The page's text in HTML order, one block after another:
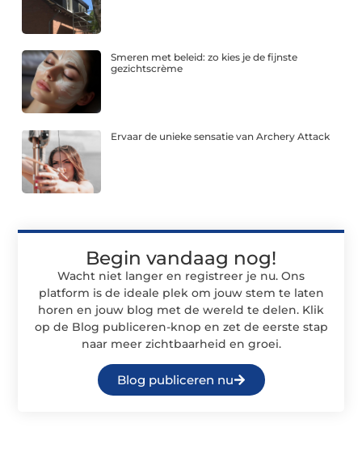
Smeren met beleid: zo kies je de fijnste
gezichtscrème
Ervaar de unieke sensatie van Archery Attack
Begin vandaag nog!
Wacht niet langer en registreer je nu. Ons
platform is de ideale plek om jouw stem te laten
horen en jouw blog met de wereld te delen. Klik
op de Blog publiceren-knop en zet de eerste stap
naar meer zichtbaarheid en groei.
Blog publiceren nu